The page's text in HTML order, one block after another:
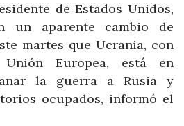
de Estados Unidos,
un aparente cambio de
martes que Ucrania, con
Europea, está en
la guerra a Rusia y
ocupados, informó el